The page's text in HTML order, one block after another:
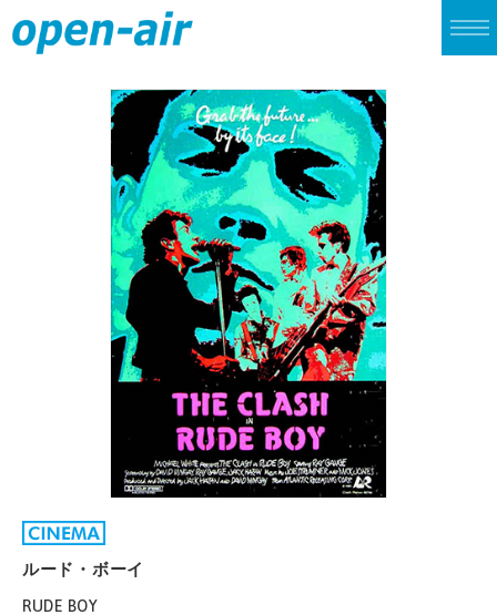
LIVE
CINEMA
ALBUM
SINGLE
ARCHIVES
ルード・ボーイ
RUDE BOY